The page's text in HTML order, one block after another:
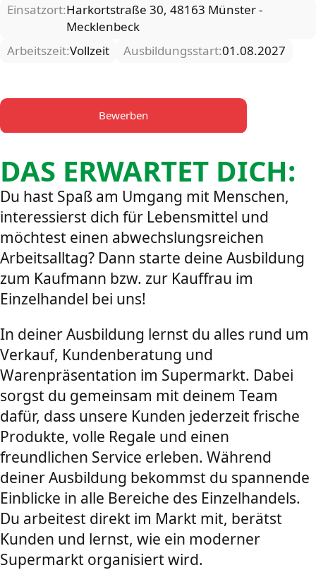
Einsatzort:Harkortstraße 30, 48163 Münster -
Mecklenbeck
Arbeitszeit:Vollzeit Ausbildungsstart:01.08.2027
Bewerben
DAS ERWARTET DICH:
Du hast Spaß am Umgang mit Menschen,
interessierst dich für Lebensmittel und
möchtest einen abwechslungsreichen
Arbeitsalltag? Dann starte deine Ausbildung
zum Kaufmann bzw. zur Kauffrau im
Einzelhandel bei uns!
In deiner Ausbildung lernst du alles rund um
Verkauf, Kundenberatung und
Warenpräsentation im Supermarkt. Dabei
sorgst du gemeinsam mit deinem Team
dafür, dass unsere Kunden jederzeit frische
Produkte, volle Regale und einen
freundlichen Service erleben. Während
deiner Ausbildung bekommst du spannende
Einblicke in alle Bereiche des Einzelhandels.
Du arbeitest direkt im Markt mit, berätst
Kunden und lernst, wie ein moderner
Supermarkt organisiert wird.